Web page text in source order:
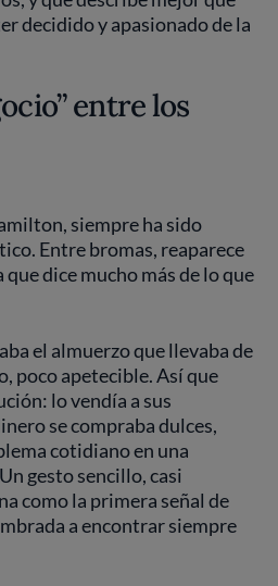
decidido y apasionado de la
entre los
siempre ha sido
Entre bromas, reaparece
dice mucho más de lo que
el almuerzo que llevaba de
poco apetecible. Así que
lo vendía a sus
se compraba dulces,
cotidiano en una
gesto sencillo, casi
como la primera señal de
a encontrar siempre